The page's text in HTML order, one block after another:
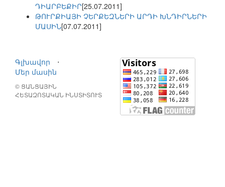
ԴԻԱՐԲԵՔԻՐ[25.07.2011]
ԹՈՒՐՔԻԱՅԻ ՉԵՐՔԵԶՆԵՐԻ ԱՐԴԻ ԽՆԴԻՐՆԵՐԻ
ՄԱՍԻՆ[07.07.2011]
Գլխավոր
⋅
Մեր մասին
© ՑԱՆՑԱՅԻՆ
ՀԵՏԱԶՈՏԱԿԱՆ ԻՆՍՏԻՏՈՒՏ